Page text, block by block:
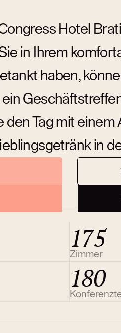
Hotel
in Ihrem
haben,
den Tag mit
in
175
Zimmer
180